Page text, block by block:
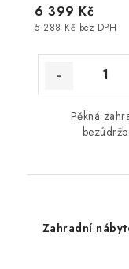
5 288 Kč bez DPH
6 399 Kč
Pěkná
Zahradní